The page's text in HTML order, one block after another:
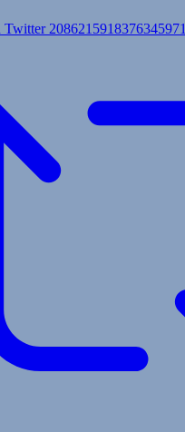
Twitter 2086215918376345971